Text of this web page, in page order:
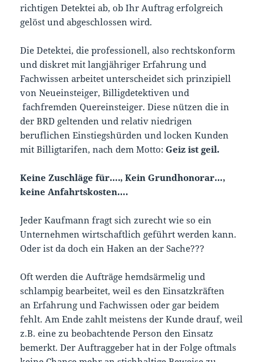
richtigen Detektei ab, ob Ihr Auftrag erfolgreich
gelöst und abgeschlossen wird.
Die Detektei, die professionell, also rechtskonform
und diskret mit langjähriger Erfahrung und
Fachwissen arbeitet unterscheidet sich prinzipiell
von Neueinsteiger, Billigdetektiven und
fachfremden Quereinsteiger. Diese nützen die in
der BRD geltenden und relativ niedrigen
beruflichen Einstiegshürden und locken Kunden
mit Billigtarifen, nach dem Motto:Geiz ist geil.
Keine Zuschläge für…., Kein Grundhonorar…,
keine Anfahrtskosten….
Jeder Kaufmann fragt sich zurecht wie so ein
Unternehmen wirtschaftlich geführt werden kann.
Oder ist da doch ein Haken an der Sache???
Oft werden die Aufträge hemdsärmelig und
schlampig bearbeitet, weil es den Einsatzkräften
an Erfahrung und Fachwissen oder gar beidem
fehlt. Am Ende zahlt meistens der Kunde drauf, weil
z.B. eine zu beobachtende Person den Einsatz
bemerkt. Der Auftraggeber hat in der Folge oftmals